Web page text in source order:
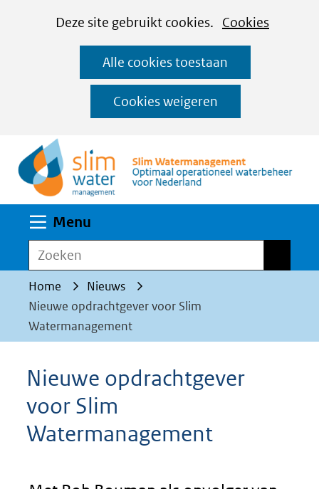
CookiesDeze site gebruikt cookies. Cookies
op
deze
website
worden
toegestaan
of
geweigerd.
Alle cookies toestaan
Cookies weigeren
Ga
naar
de
inhoud
Menu
Zoeken
Home
Nieuws
Nieuwe opdrachtgever voor Slim
Watermanagement
Nieuwe opdrachtgever
voor Slim
Watermanagement